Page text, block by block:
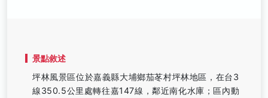
景點敘述
坪林風景區位於嘉義縣大埔鄉茄苳村坪林地區，在台3
線350.5公里處轉往嘉147線，鄰近南化水庫；區內動